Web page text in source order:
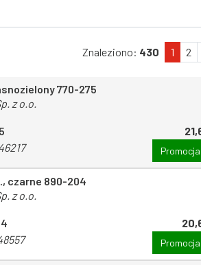
Znaleziono: 430 1 2
770-275
z o.o.
Promocja
czarne 890-204
z o.o.
Promocja